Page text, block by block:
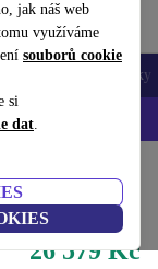
jak náš web
využíváme
souborů cookie
si
dat.
Doplňky
26 579 Kč